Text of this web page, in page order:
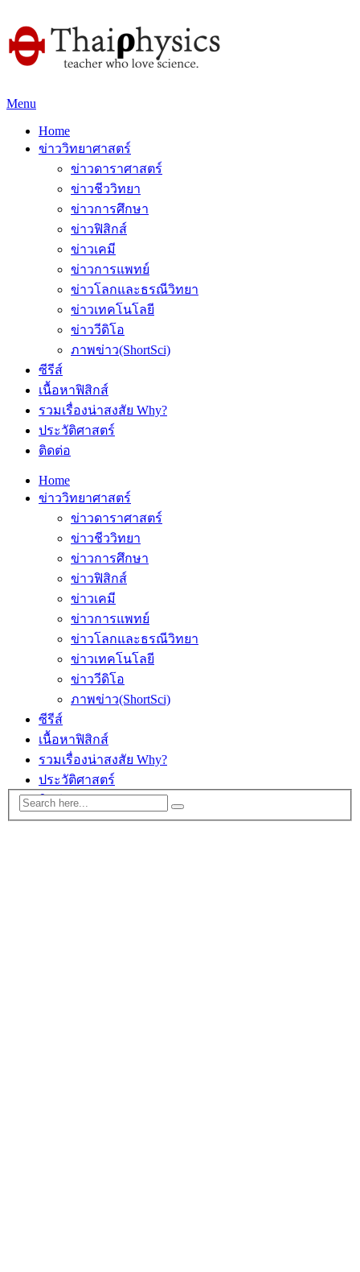
Menu
Home
ข่าววิทยาศาสตร์
ข่าวดาราศาสตร์
ข่าวชีววิทยา
ข่าวการศึกษา
ข่าวฟิสิกส์
ข่าวเคมี
ข่าวการแพทย์
ข่าวโลกและธรณีวิทยา
ข่าวเทคโนโลยี
ข่าววีดิโอ
ภาพข่าว(ShortSci)
ซีรีส์
เนื้อหาฟิสิกส์
รวมเรื่องน่าสงสัย Why?
ประวัติศาสตร์
ติดต่อ
Home
ข่าววิทยาศาสตร์
ข่าวดาราศาสตร์
ข่าวชีววิทยา
ข่าวการศึกษา
ข่าวฟิสิกส์
ข่าวเคมี
ข่าวการแพทย์
ข่าวโลกและธรณีวิทยา
ข่าวเทคโนโลยี
ข่าววีดิโอ
ภาพข่าว(ShortSci)
ซีรีส์
เนื้อหาฟิสิกส์
รวมเรื่องน่าสงสัย Why?
ประวัติศาสตร์
ติดต่อ